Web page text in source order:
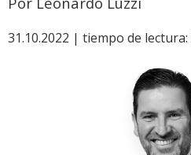
31.10.2022 | tiempo de lectura: